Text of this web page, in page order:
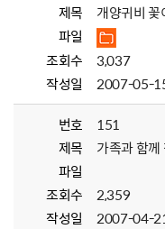
제목
개양귀비
파일
조회수
3,037
작성일
2007-05-
번호
151
제목
가족과 함께
파일
조회수
2,359
작성일
2007-04-